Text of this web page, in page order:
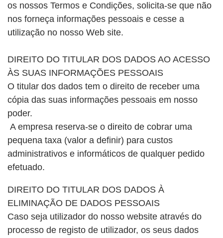
os nossos Termos e Condições, solicita-se que não
nos forneça informações pessoais e cesse a
utilização no nosso Web site.
DIREITO DO TITULAR DOS DADOS AO ACESSO
ÀS SUAS INFORMAÇÕES PESSOAIS
O titular dos dados tem o direito de receber uma
cópia das suas informações pessoais em nosso
poder.
A empresa reserva-se o direito de cobrar uma
pequena taxa (valor a definir) para custos
administrativos e informáticos de qualquer pedido
efetuado.
DIREITO DO TITULAR DOS DADOS À
ELIMINAÇÃO DE DADOS PESSOAIS
Caso seja utilizador do nosso website através do
processo de registo de utilizador, os seus dados